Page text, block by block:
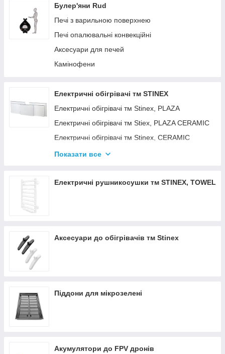
Булер'яни Rud
Печі з варильною поверхнею
Печі опалювальні конвекційні
Аксесуари для печей
Камінофени
Електричні обігрівачі тм STINEX
Електричні обігрівачі тм Stinex, PLAZA
Електричні обігрівачі тм Stiex, PLAZA CERAMIC
Електричні обігрівачі тм Stinex, CERAMIC
Електричні обігрівачі тм Stinex, COMBIE
Показати все
Електричні рушникосушки тм STINEX, TOWEL
Аксесуари до обігрівачів тм Stinex
Піддони для мікрозелені
Акумулятори до FPV дронів